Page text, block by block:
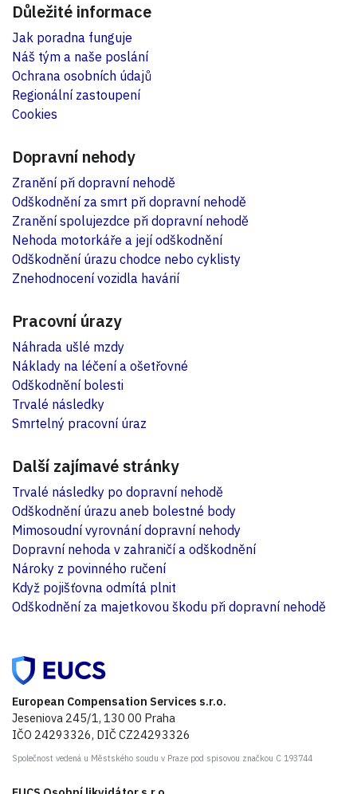
Důležité informace
Jak poradna funguje
Náš tým a naše poslání
Ochrana osobních údajů
Regionální zastoupení
Cookies
Dopravní nehody
Zranění při dopravní nehodě
Odškodnění za smrt při dopravní nehodě
Zranění spolujezdce při dopravní nehodě
Nehoda motorkáře a její odškodnění
Odškodnění úrazu chodce nebo cyklisty
Znehodnocení vozidla havárií
Pracovní úrazy
Náhrada ušlé mzdy
Náklady na léčení a ošetřovné
Odškodnění bolesti
Trvalé následky
Smrtelný pracovní úraz
Další zajímavé stránky
Trvalé následky po dopravní nehodě
Odškodnění úrazu aneb bolestné body
Mimosoudní vyrovnání dopravní nehody
Dopravní nehoda v zahraničí a odškodnění
Nároky z povinného ručení
Když pojišťovna odmítá plnit
Odškodnění za majetkovou škodu při dopravní nehodě
European Compensation Services s.r.o.
Jeseniova 245/1, 130 00 Praha
IČO 24293326, DIČ CZ24293326
Společnost vedená u Městského soudu v Praze pod spisovou značkou C 193744